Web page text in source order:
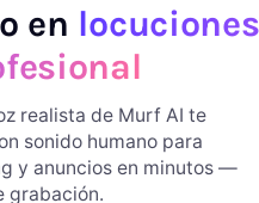
en locuciones
realista de Murf AI te
sonido humano para
y anuncios en minutos —
grabación.